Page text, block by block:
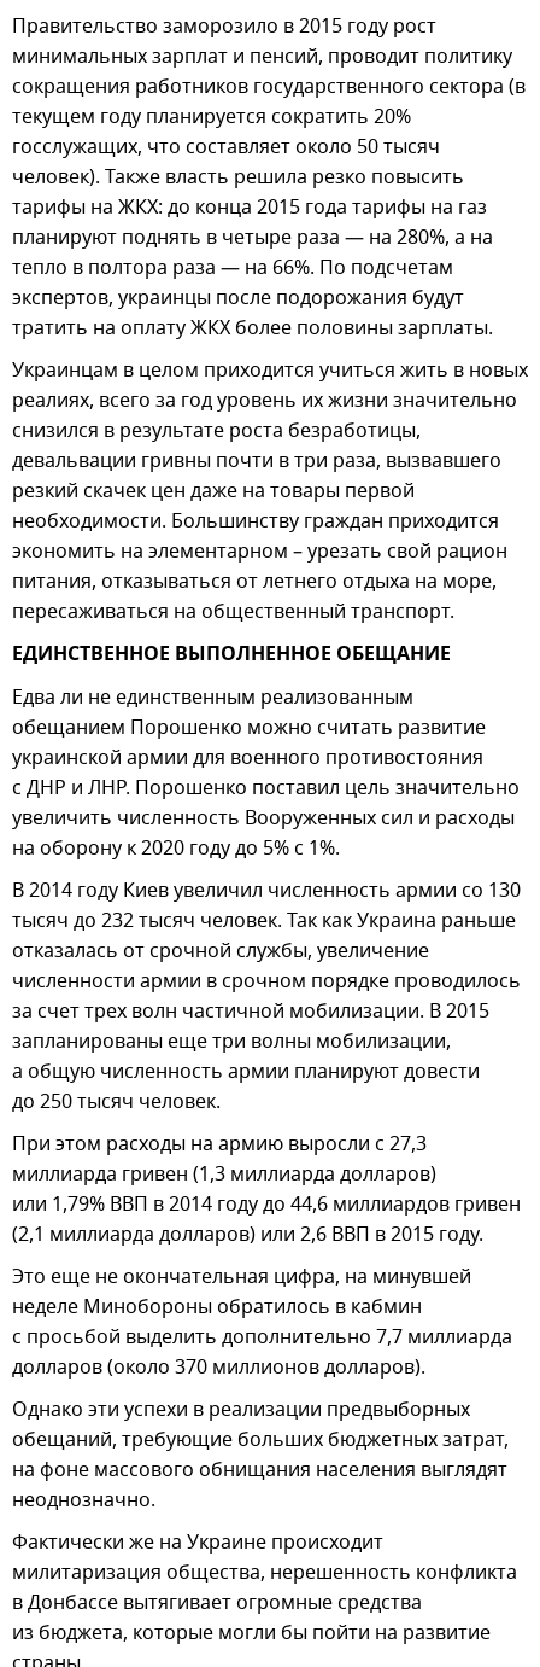
Правительство заморозило в 2015 году рост
минимальных зарплат и пенсий, проводит политику
сокращения работников государственного сектора (в
текущем году планируется сократить 20%
госслужащих, что составляет около 50 тысяч
человек). Также власть решила резко повысить
тарифы на ЖКХ: до конца 2015 года тарифы на газ
планируют поднять в четыре раза — на 280%, а на
тепло в полтора раза — на 66%. По подсчетам
экспертов, украинцы после подорожания будут
тратить на оплату ЖКХ более половины зарплаты.
Украинцам в целом приходится учиться жить в новых
реалиях, всего за год уровень их жизни значительно
снизился в результате роста безработицы,
девальвации гривны почти в три раза, вызвавшего
резкий скачек цен даже на товары первой
необходимости. Большинству граждан приходится
экономить на элементарном – урезать свой рацион
питания, отказываться от летнего отдыха на море,
пересаживаться на общественный транспорт.
ЕДИНСТВЕННОЕ ВЫПОЛНЕННОЕ ОБЕЩАНИЕ
Едва ли не единственным реализованным
обещанием Порошенко можно считать развитие
украинской армии для военного противостояния
с ДНР и ЛНР. Порошенко поставил цель значительно
увеличить численность Вооруженных сил и расходы
на оборону к 2020 году до 5% с 1%.
В 2014 году Киев увеличил численность армии со 130
тысяч до 232 тысяч человек. Так как Украина раньше
отказалась от срочной службы, увеличение
численности армии в срочном порядке проводилось
за счет трех волн частичной мобилизации. В 2015
запланированы еще три волны мобилизации,
а общую численность армии планируют довести
до 250 тысяч человек.
При этом расходы на армию выросли с 27,3
миллиарда гривен (1,3 миллиарда долларов)
или 1,79% ВВП в 2014 году до 44,6 миллиардов гривен
(2,1 миллиарда долларов) или 2,6 ВВП в 2015 году.
Это еще не окончательная цифра, на минувшей
неделе Минобороны обратилось в кабмин
с просьбой выделить дополнительно 7,7 миллиарда
долларов (около 370 миллионов долларов).
Однако эти успехи в реализации предвыборных
обещаний, требующие больших бюджетных затрат,
на фоне массового обнищания населения выглядят
неоднозначно.
Фактически же на Украине происходит
милитаризация общества, нерешенность конфликта
в Донбассе вытягивает огромные средства
из бюджета, которые могли бы пойти на развитие